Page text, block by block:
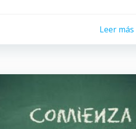
Leer más